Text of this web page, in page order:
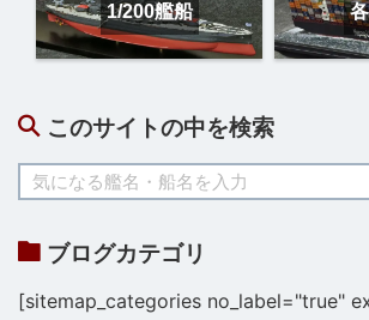
1/200艦船
このサイトの中を検索
ブログカテゴリ
[sitemap_categories no_label="true"